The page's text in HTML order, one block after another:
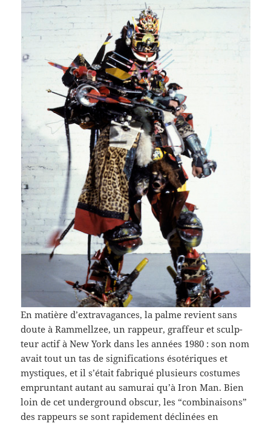
En matière d’extravagances, la palme revient sans
doute à Ram­mel­lzee, un rappeur, graf­feur et sculp­
teur actif à New York dans les années 1980 : son nom
avait tout un tas de sig­ni­fi­ca­tions ésotériques et
mys­tiques, et il s’était fab­riqué plusieurs cos­tumes
emprun­tant autant au samu­rai qu’à Iron Man. Bien
loin de cet under­ground obscur, les “com­bi­naisons”
des rappeurs se sont rapi­de­ment déclinées en